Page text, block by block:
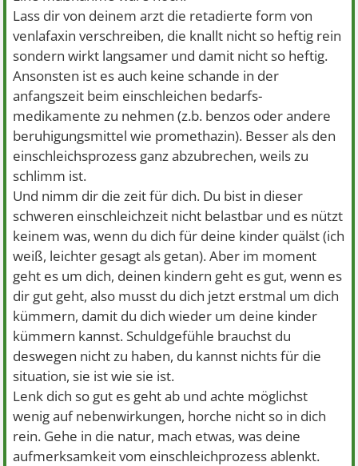
Lass dir von deinem arzt die retadierte form von
venlafaxin verschreiben, die knallt nicht so heftig rein
sondern wirkt langsamer und damit nicht so heftig.
Ansonsten ist es auch keine schande in der
anfangszeit beim einschleichen bedarfs-
medikamente zu nehmen (z.b. benzos oder andere
beruhigungsmittel wie promethazin). Besser als den
einschleichsprozess ganz abzubrechen, weils zu
schlimm ist.
Und nimm dir die zeit für dich. Du bist in dieser
schweren einschleichzeit nicht belastbar und es nützt
keinem was, wenn du dich für deine kinder quälst (ich
weiß, leichter gesagt als getan). Aber im moment
geht es um dich, deinen kindern geht es gut, wenn es
dir gut geht, also musst du dich jetzt erstmal um dich
kümmern, damit du dich wieder um deine kinder
kümmern kannst. Schuldgefühle brauchst du
deswegen nicht zu haben, du kannst nichts für die
situation, sie ist wie sie ist.
Lenk dich so gut es geht ab und achte möglichst
wenig auf nebenwirkungen, horche nicht so in dich
rein. Gehe in die natur, mach etwas, was deine
aufmerksamkeit vom einschleichprozess ablenkt.